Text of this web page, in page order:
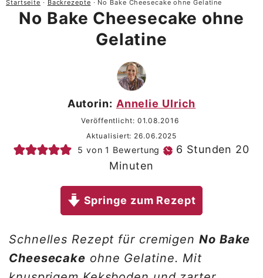
Startseite · Backrezepte · No Bake Cheesecake ohne Gelatine
No Bake Cheesecake ohne
Gelatine
Autorin: Annelie Ulrich
Veröffentlicht: 01.08.2016
Aktualisiert: 26.06.2025
5 von 1 Bewertung 6 Stunden
Stunden 20
Minuten
Springe zum Rezept
Schnelles Rezept für cremigen No Bake
Cheesecake ohne Gelatine. Mit